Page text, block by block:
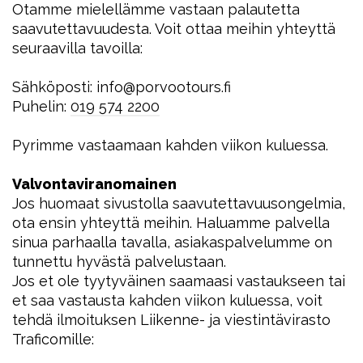
Otamme mielellämme vastaan palautetta
saavutettavuudesta. Voit ottaa meihin yhteyttä
seuraavilla tavoilla:
Sähköposti: info@porvootours.fi
Puhelin: 019 574 2200
Pyrimme vastaamaan kahden viikon kuluessa.
Valvontaviranomainen
Jos huomaat sivustolla saavutettavuusongelmia,
ota ensin yhteyttä meihin. Haluamme palvella
sinua parhaalla tavalla, asiakaspalvelumme on
tunnettu hyvästä palvelustaan.
Jos et ole tyytyväinen saamaasi vastaukseen tai
et saa vastausta kahden viikon kuluessa, voit
tehdä ilmoituksen Liikenne- ja viestintävirasto
Traficomille: